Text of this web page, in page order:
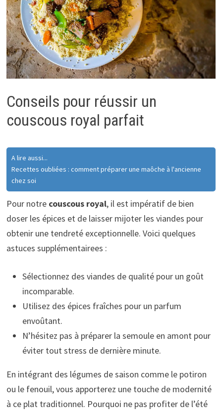
Conseils pour réussir un
couscous royal parfait
A lire aussi...
Recettes oubliées : comment préparer une maôche à l'ancienne
chez soi
Pour notre couscous royal, il est impératif de bien
doser les épices et de laisser mijoter les viandes pour
obtenir une tendreté exceptionnelle. Voici quelques
astuces supplémentairees :
Sélectionnez des viandes de qualité pour un goût
incomparable.
Utilisez des épices fraîches pour un parfum
envoûtant.
N’hésitez pas à préparer la semoule en amont pour
éviter tout stress de dernière minute.
En intégrant des légumes de saison comme le potiron
ou le fenouil, vous apporterez une touche de modernité
à ce plat traditionnel. Pourquoi ne pas profiter de l’été